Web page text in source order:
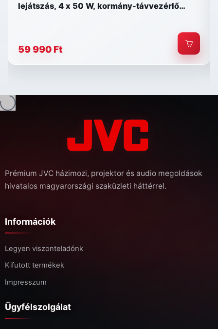
lejátszás, 4 x 50 W, kormány-távvezérlő
59 990 Ft
Prémium JVC házimozi, projektor és audio megoldások
hivatalos magyarországi szaküzleti háttérrel.
Információk
Legyen viszonteladónk
Kifutott termékek
Impresszum
Ügyfélszolgálat